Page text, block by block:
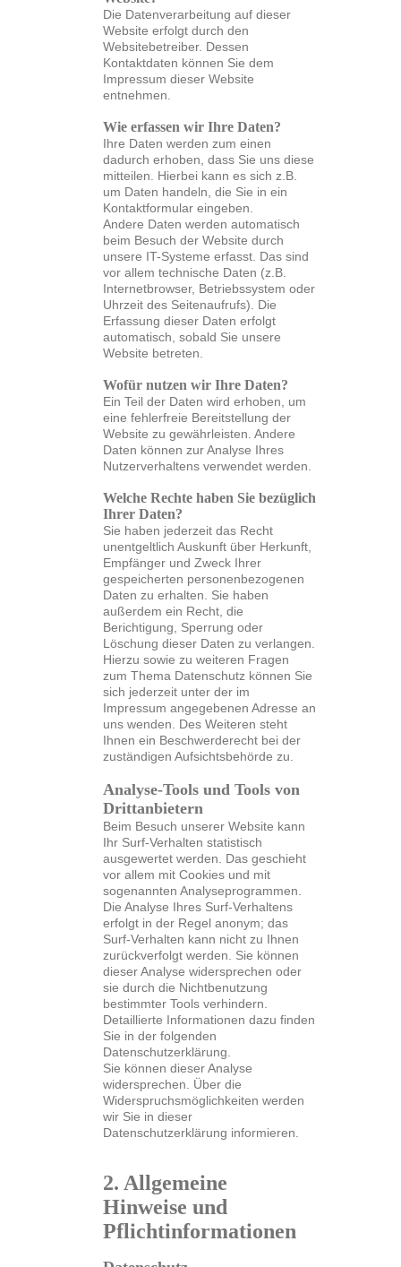
Die Datenverarbeitung auf dieser
Website erfolgt durch den
Websitebetreiber. Dessen
Kontaktdaten können Sie dem
Impressum dieser Website
entnehmen.
Wie erfassen wir Ihre Daten?
Ihre Daten werden zum einen
dadurch erhoben, dass Sie uns diese
mitteilen. Hierbei kann es sich z.B.
um Daten handeln, die Sie in ein
Kontaktformular eingeben.
Andere Daten werden automatisch
beim Besuch der Website durch
unsere IT-Systeme erfasst. Das sind
vor allem technische Daten (z.B.
Internetbrowser, Betriebssystem oder
Uhrzeit des Seitenaufrufs). Die
Erfassung dieser Daten erfolgt
automatisch, sobald Sie unsere
Website betreten.
Wofür nutzen wir Ihre Daten?
Ein Teil der Daten wird erhoben, um
eine fehlerfreie Bereitstellung der
Website zu gewährleisten. Andere
Daten können zur Analyse Ihres
Nutzerverhaltens verwendet werden.
Welche Rechte haben Sie bezüglich
Ihrer Daten?
Sie haben jederzeit das Recht
unentgeltlich Auskunft über Herkunft,
Empfänger und Zweck Ihrer
gespeicherten personenbezogenen
Daten zu erhalten. Sie haben
außerdem ein Recht, die
Berichtigung, Sperrung oder
Löschung dieser Daten zu verlangen.
Hierzu sowie zu weiteren Fragen
zum Thema Datenschutz können Sie
sich jederzeit unter der im
Impressum angegebenen Adresse an
uns wenden. Des Weiteren steht
Ihnen ein Beschwerderecht bei der
zuständigen Aufsichtsbehörde zu.
Analyse-Tools und Tools von
Drittanbietern
Beim Besuch unserer Website kann
Ihr Surf-Verhalten statistisch
ausgewertet werden. Das geschieht
vor allem mit Cookies und mit
sogenannten Analyseprogrammen.
Die Analyse Ihres Surf-Verhaltens
erfolgt in der Regel anonym; das
Surf-Verhalten kann nicht zu Ihnen
zurückverfolgt werden. Sie können
dieser Analyse widersprechen oder
sie durch die Nichtbenutzung
bestimmter Tools verhindern.
Detaillierte Informationen dazu finden
Sie in der folgenden
Datenschutzerklärung.
Sie können dieser Analyse
widersprechen. Über die
Widerspruchsmöglichkeiten werden
wir Sie in dieser
Datenschutzerklärung informieren.
2. Allgemeine
Hinweise und
Pflichtinformationen